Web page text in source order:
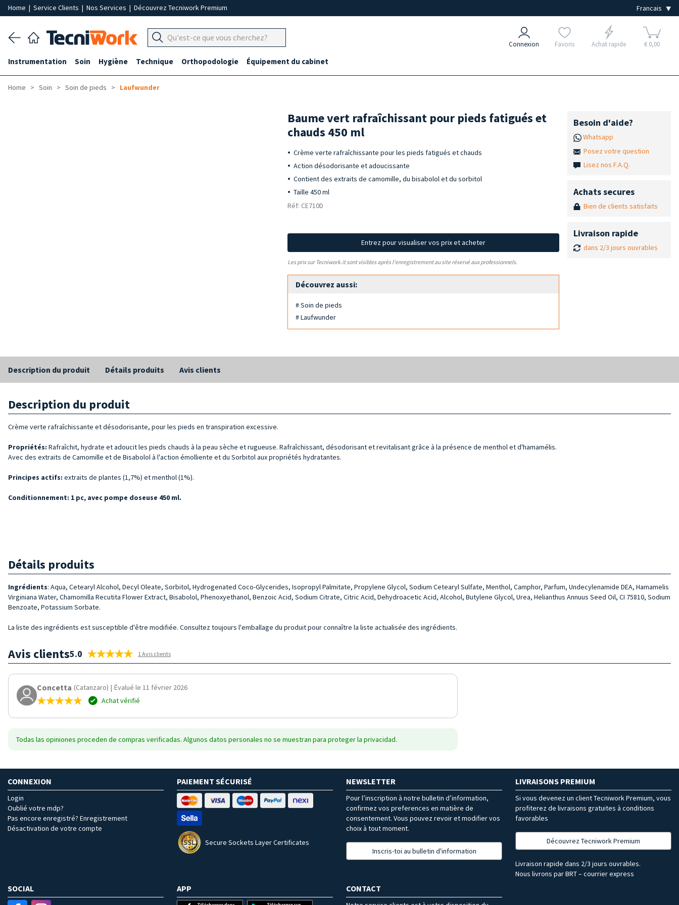
Home | Service Clients | Nos Services | Découvrez Tecniwork Premium
Connexion Favoris Achat rapide € 0,00
Instrumentation Soin Hygiène Technique Orthopodologie Équipement du cabinet
Home Soin Soin de pieds Laufwunder
Baume vert rafraîchissant pour pieds fatigués et
chauds 450 ml
Crème verte rafraîchissante pour les pieds fatigués et chauds
Action désodorisante et adoucissante
Contient des extraits de camomille, du bisabolol et du sorbitol
Taille 450 ml
Réf: CE710D
Entrez pour visualiser vos prix et acheter
Les prix sur Tecniwork.it sont visibles après l'enregistrement au site réservé aux professionnels.
Découvrez aussi:
# Soin de pieds
# Laufwunder
Besoin d'aide?
Whatsapp
Posez votre question
Lisez nos F.A.Q.
Achats secures
Bien de clients satisfaits
Livraison rapide
dans 2/3 jours ouvrables
Description du produit Détails produits Avis clients
Description du produit
Crème verte rafraîchissante et désodorisante, pour les pieds en transpiration excessive.
Propriétés: Rafraîchit, hydrate et adoucit les pieds chauds à la peau sèche et rugueuse. Rafraîchissant, désodorisant et revitalisant grâce à la présence de menthol et d'hamamélis.
Avec des extraits de Camomille et de Bisabolol à l'action émolliente et du Sorbitol aux propriétés hydratantes.
Principes actifs: extraits de plantes (1,7%) et menthol (1%).
Conditionnement: 1 pc, avec pompe doseuse 450 ml.
Détails produits
Ingrédients: Aqua, Cetearyl Alcohol, Decyl Oleate, Sorbitol, Hydrogenated Coco-Glycerides, Isopropyl Palmitate, Propylene Glycol, Sodium Cetearyl Sulfate, Menthol, Camphor, Parfum, Undecylenamide DEA, Hamamelis
Virginiana Water, Chamomilla Recutita Flower Extract, Bisabolol, Phenoxyethanol, Benzoic Acid, Sodium Citrate, Citric Acid, Dehydroacetic Acid, Alcohol, Butylene Glycol, Urea, Helianthus Annuus Seed Oil, CI 75810, Sodium
Benzoate, Potassium Sorbate.
La liste des ingrédients est susceptible d'être modifiée. Consultez toujours l'emballage du produit pour connaître la liste actualisée des ingrédients.
Avis clients5.0 1 Avis clients
Concetta (Catanzaro) | Évalué le 11 février 2026
Achat vérifié
Todas las opiniones proceden de compras verificadas. Algunos datos personales no se muestran para proteger la privacidad.
CONNEXION
Login
Oublié votre mdp?
Pas encore enregistré? Enregistrement
Désactivation de votre compte
PAIEMENT SÉCURISÉ
Secure Sockets Layer Certificates
NEWSLETTER
Pour l’inscription à notre bulletin d’information,
confirmez vos preferences en matière de
consentement. Vous pouvez revoir et modifier vos
choix à tout moment.
Inscris-toi au bulletin d'information
LIVRAISONS PREMIUM
Si vous devenez un client Tecniwork Premium, vous
profiterez de livraisons gratuites à conditions
favorables
Découvrez Tecniwork Premium
Livraison rapide dans 2/3 jours ouvrables.
Nous livrons par BRT – courrier express
SOCIAL APP CONTACT